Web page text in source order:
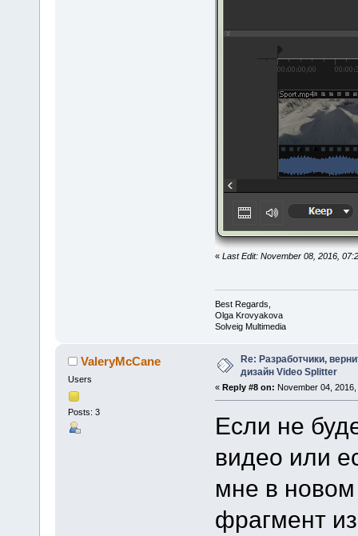
« Last Edit: November 08, 2016,
Best Regards,
Olga Krovyakova
Solveig Multimedia
ValeryMcCane
Users
Posts: 3
Re: Разработчики,
дизайн Video Splitter
« Reply #8 on: November 04,
Если не
видео или
мне в
фрагмент